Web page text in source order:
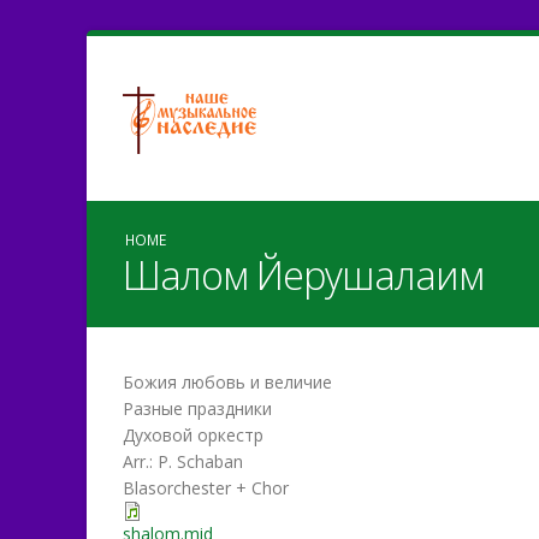
HOME
Шалом Йерушалаим
Божия любовь и величие
Разные праздники
Духовой оркестр
Arr.: P. Schaban
Blasorchester + Chor
shalom.mid